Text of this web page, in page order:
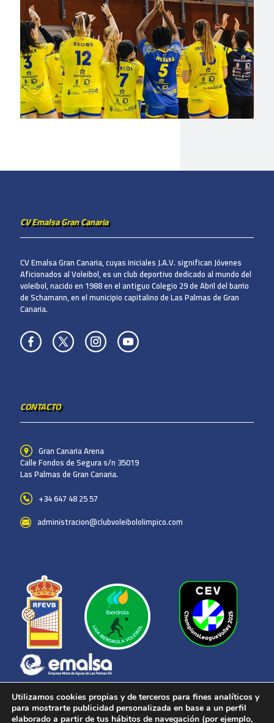
CV Emalsa Gran Canaria
CV Emalsa Gran Canaria, cuyas iniciales J.A.V. significan Jóvenes
Aficionados al Voleibol, es un club deportivo dedicado al mundo del
voleibol, nacido en 1988 en el antiguo Colegio 29 de Abril del barrio
de Schamann, en el municipio capitalino de Las Palmas de Gran
Canaria.
CONTACTO
Gran Canaria Arena
Calle Fondos de Segura s/n 35019
Las Palmas de Gran Canaria.
+34 647 48 25 57
administracion@clubvoleibololimpico.com
Utilizamos cookies propias y de terceros para fines analíticos y
para mostrarte publicidad personalizada en base a un perfil
elaborado a partir de tus hábitos de navegación (por ejemplo,